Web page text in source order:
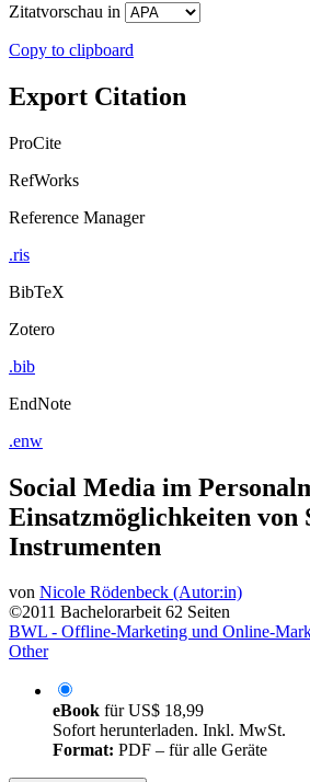
Zitatvorschau in
Copy to clipboard
Export Citation
ProCite
RefWorks
Reference Manager
.ris
BibTeX
Zotero
.bib
EndNote
.enw
Social Media im
Einsatzmöglichkeiten von
Instrumenten
von Nicole Rödenbeck (Autor:in)
©2011 Bachelorarbeit 62 Seiten
BWL - Offline-Marketing und Online-
Other
eBook fürUS$ 18,99
Sofort herunterladen. Inkl. MwSt.
Format: PDF – für alle Geräte